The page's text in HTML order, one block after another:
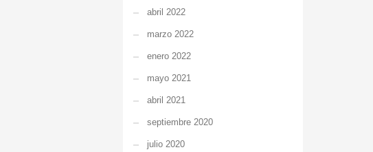
abril 2022
marzo 2022
enero 2022
mayo 2021
abril 2021
septiembre 2020
julio 2020